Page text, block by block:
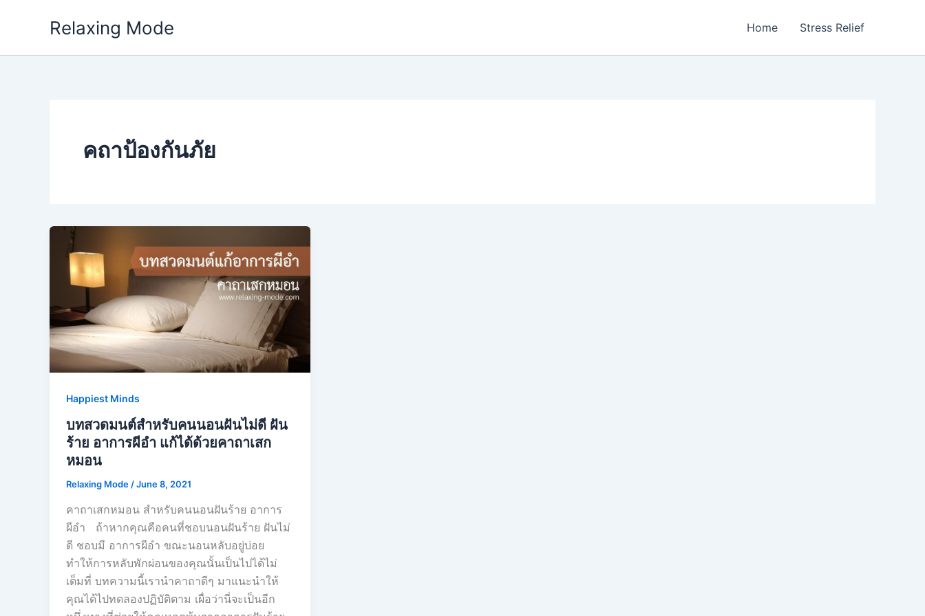
Relaxing Mode Home Stress Relief
คถาป้องกันภัย
Happiest Minds
บทสวดมนต์สำหรับคนนอนฝันไม่ดี ฝัน
ร้าย อาการผีอํา แก้ได้ด้วยคาถาเสก
หมอน
Relaxing Mode /June 8, 2021
คาถาเสกหมอน สำหรับคนนอนฝันร้าย อาการ
ผีอํา ถ้าหากคุณคือคนที่ชอบนอนฝันร้าย ฝันไม่
ดี ชอบมี อาการผีอํา ขณะนอนหลับอยู่บ่อย
ทำให้การหลับพักผ่อนของคุณนั้นเป็นไปได้ไม่
เต็มที่ บทความนี้เรานำคาถาดีๆ มาแนะนำให้
คุณได้ไปทดลองปฏิบัติตาม เผื่อว่านี่จะเป็นอีก